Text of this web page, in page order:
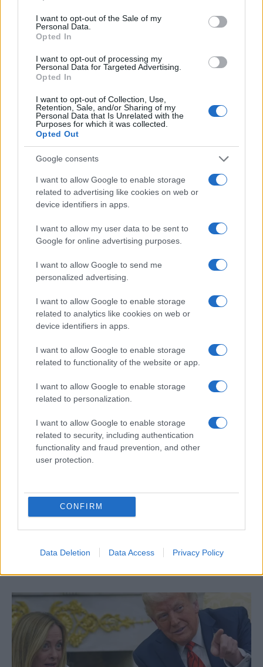
use your data for below specified purposes in below Google
consent section.
I want to opt-out of the Sale of my
Personal Data.
Opted In
I want to opt-out of processing my
Personal Data for Targeted Advertising.
Opted In
I want to opt-out of Collection, Use,
Retention, Sale, and/or Sharing of my
Personal Data that Is Unrelated with the
Purposes for which it was collected.
Opted Out
Google consents
I want to allow Google to enable storage
related to advertising like cookies on web or
device identifiers in apps.
I want to allow my user data to be sent to
Google for online advertising purposes.
I want to allow Google to send me
personalized advertising.
I want to allow Google to enable storage
related to analytics like cookies on web or
device identifiers in apps.
I want to allow Google to enable storage
related to functionality of the website or app.
I want to allow Google to enable storage
related to personalization.
I want to allow Google to enable storage
related to security, including authentication
functionality and fraud prevention, and other
user protection.
CONFIRM
Data Deletion Data Access Privacy Policy
10/07/2026 - 23:19
Τραμπ: «Αν με δολοφονήσουν, έχω
δώσει εντολή για συντριπτική απάντηση
στο Ιράν»
δήλωσε ότι έχει δώσει σαφείς οδηγίες για
την αντίδραση των Ηνωμένων Πολιτειών σε
περίπτωση που πέσει θύμα δολοφονικής
επίθεσης, υποστηρίζοντας ότι το Ιράν
επιδιώκει τον θάνατό του εδώ και χρόνια.
ΔΙΕΘΝΗ
10/07/2026 - 18:19
Τραμπ: «Το Ιράν ζήτησε να συνεχιστούν
οι συνομιλίες» - Συμφωνούμε, αλλά η
Ο Τραμπ είχε δηλώσει νωρίτερα μέσα στην
εβδομάδα ότι η κατάπαυση του πυρός της
8ης Απριλίου έχει λήξει, χαρακτηρίζοντας
ανθρώπους».